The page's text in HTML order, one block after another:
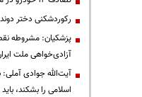
رکوردشکنی دختر
پزشکیان: مشروطه
آزادی‌خواهی ملت
آیت‌الله جوادی
اسلامی را بشکند،